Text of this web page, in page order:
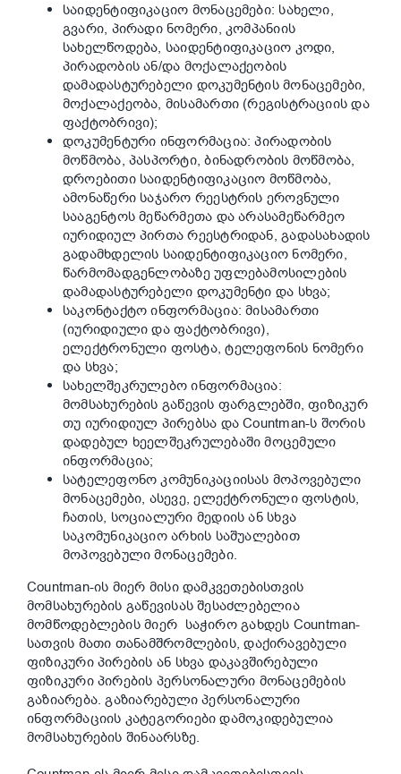
საიდენტიფიკაციო მონაცემები: სახელი,
გვარი, პირადი ნომერი, კომპანიის
სახელწოდება, საიდენტიფიკაციო კოდი,
პირადობის ან/და მოქალაქეობის
დამადასტურებელი დოკუმენტის მონაცემები,
მოქალაქეობა, მისამართი (რეგისტრაციის და
ფაქტობრივი);
დოკუმენტური ინფორმაცია: პირადობის
მოწმობა, პასპორტი, ბინადრობის მოწმობა,
დროებითი საიდენტიფიკაციო მოწმობა,
ამონაწერი საჯარო რეესტრის ეროვნული
სააგენტოს მეწარმეთა და არასამეწარმეო
იურიდიულ პირთა რეესტრიდან, გადასახადის
გადამხდელის საიდენტიფიკაციო ნომერი,
წარმომადგენლობაზე უფლებამოსილების
დამადასტურებელი დოკუმენტი და სხვა;
საკონტაქტო ინფორმაცია: მისამართი
(იურიდიული და ფაქტობრივი),
ელექტრონული ფოსტა, ტელეფონის ნომერი
და სხვა;
სახელშეკრულებო ინფორმაცია:
მომსახურების გაწევის ფარგლებში, ფიზიკურ
თუ იურიდიულ პირებსა და Countman-ს შორის
დადებულ ხეელშეკრულებაში მოცემული
ინფორმაცია;
სატელეფონო კომუნიკაციისას მოპოვებული
მონაცემები, ასევე, ელექტრონული ფოსტის,
ჩათის, სოციალური მედიის ან სხვა
საკომუნიკაციო არხის საშუალებით
მოპოვებული მონაცემები.
Countman-ის მიერ მისი დამკვეთებისთვის
მომსახურების გაწევისას შესაძლებელია
მომწოდებლების მიერ საჭირო გახდეს Countman-
სათვის მათი თანამშრომლების, დაქირავებული
ფიზიკური პირების ან სხვა დაკავშირებული
ფიზიკური პირების პერსონალური მონაცემების
გაზიარება. გაზიარებული პერსონალური
ინფორმაციის კატეგორიები დამოკიდებულია
მომსახურების შინაარსზე.